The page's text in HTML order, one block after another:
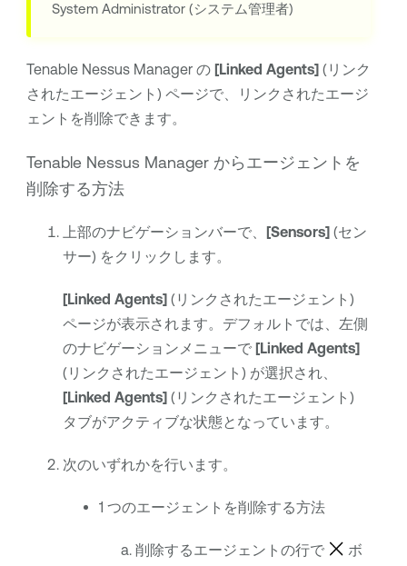
System Administrator (システム管理者)
Tenable Nessus Managerの [Linked Agents] (リンク
されたエージェント) ページで、リンクされたエージ
ェントを削除できます。
Tenable Nessus Managerからエージェントを
削除する方法
上部のナビゲーションバーで、 [Sensors] (セン
サー) をクリックします。
[Linked Agents] (リンクされたエージェント)
ページが表示されます。デフォルトでは、左側
のナビゲーションメニューで [Linked Agents]
(リンクされたエージェント) が選択され、
[Linked Agents] (リンクされたエージェント)
タブがアクティブな状態となっています。
次のいずれかを行います。
1 つのエージェントを削除する方法
削除するエージェントの行で ボ